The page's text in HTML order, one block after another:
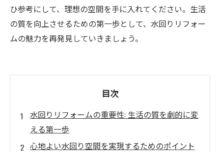
ひ参考にして、理想の空間を手に入れてください。生活
の質を向上させるための第一歩として、水回りリフォー
ムの魅力を再発見していきましょう。
目次
水回りリフォームの重要性: 生活の質を劇的に変
える第一歩
心地よい水回り空間を実現するためのポイント